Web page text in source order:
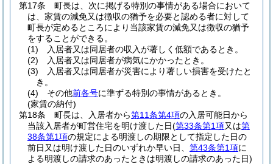
第17条
町長は、次に掲げる特別の事情がある場合において
は、家賃の減免又は徴収の猶予を必要と認める者に対して
町長が定めるところにより当該家賃の減免又は徴収の猶予
をすることができる。
(1)
入居者又は同居者の収入が著しく低額であるとき。
(2)
入居者又は同居者が病気にかかったとき。
(3)
入居者又は同居者が災害により著しい損害を受けたと
き。
(4)
その他前各号に準ずる特別の事情があるとき。
(家賃の納付)
第18条
町長は、入居者から第11条第4項の入居可能日から
当該入居者が町営住宅を明け渡した日(第33条第1項又は第
38条第1項の規定による明渡しの期限として指定した日の
前日又は明け渡した日のいずれか早い日、 第43条第1項に
よる明渡しの請求のあったときは明渡しの請求のあった日)